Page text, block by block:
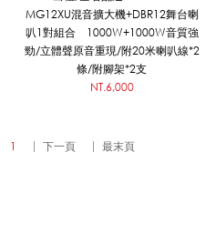
MG12XU混音擴大機+DBR12舞台喇
叭1對組合 1000W+1000W音質強
勁/立體聲原音重現/附20米喇叭線*2
條/附腳架*2支
NT.6,000
1 下一頁 最末頁